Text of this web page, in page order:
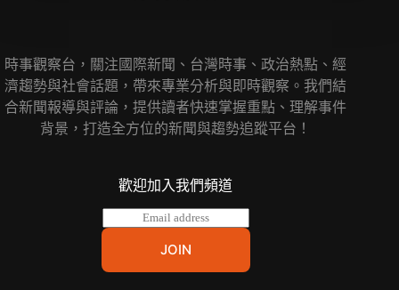
時事觀察台，關注國際新聞、台灣時事、政治熱點、經
濟趨勢與社會話題，帶來專業分析與即時觀察。我們結
合新聞報導與評論，提供讀者快速掌握重點、理解事件
背景，打造全方位的新聞與趨勢追蹤平台！
歡迎加入我們頻道
m
l
JOIN